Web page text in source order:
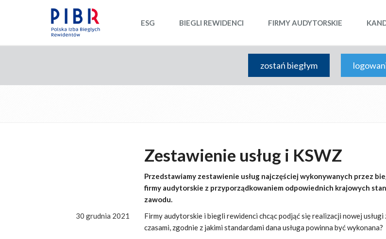
ESG BIEGLI REWIDENCI FIRMY AUDYTORSKIE
zostań biegłym
Zestawienie usług i KSWZ
Przedstawiamy zestawienie usług najczęściej wykonywanych przez
firmy audytorskie z przyporządkowaniem odpowiednich krajowych
zawodu.
30 grudnia 2021
Firmy audytorskie i biegli rewidenci chcąc podjąć się realizacji nowej
czasami, zgodnie z jakimi standardami dana usługa powinna być wykonana?